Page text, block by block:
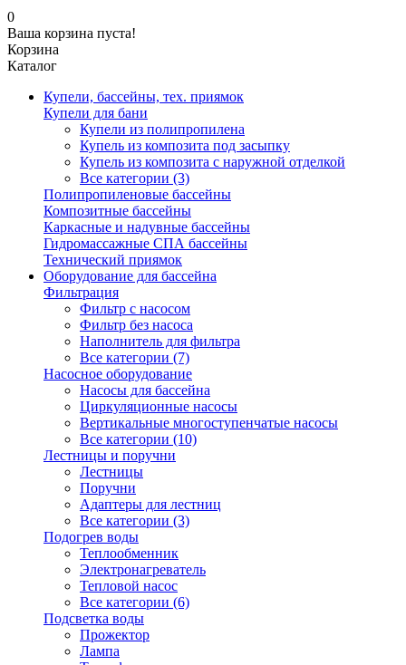
0
Ваша корзина пуста!
Корзина
Каталог
Купели, бассейны, тех. приямок
Купели для бани
Купели из полипропилена
Купель из композита под засыпку
Купель из композита с наружной отделкой
Все категории (3)
Полипропиленовые бассейны
Композитные бассейны
Каркасные и надувные бассейны
Гидромассажные СПА бассейны
Технический приямок
Оборудование для бассейна
Фильтрация
Фильтр с насосом
Фильтр без насоса
Наполнитель для фильтра
Все категории (7)
Насосное оборудование
Насосы для бассейна
Циркуляционные насосы
Вертикальные многоступенчатые насосы
Все категории (10)
Лестницы и поручни
Лестницы
Поручни
Адаптеры для лестниц
Все категории (3)
Подогрев воды
Теплообменник
Электронагреватель
Тепловой насос
Все категории (6)
Подсветка воды
Прожектор
Лампа